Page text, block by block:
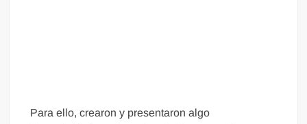
Para ello, crearon y presentaron algo